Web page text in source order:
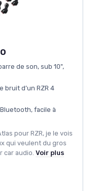
de son, sub 10",
d’un RZR 4
facile à
pour RZR, je le vois
qui veulent du gros
audio. Voir plus